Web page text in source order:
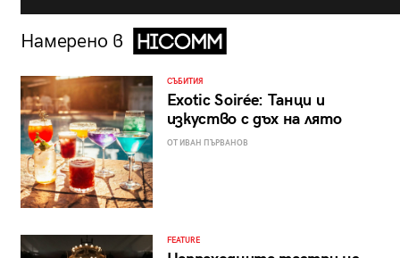
Намерено в
СЪБИТИЯ
Exotic Soirée: Танци и
изкуство с дъх на лято
ОТ ИВАН ПЪРВАНОВ
FEATURE